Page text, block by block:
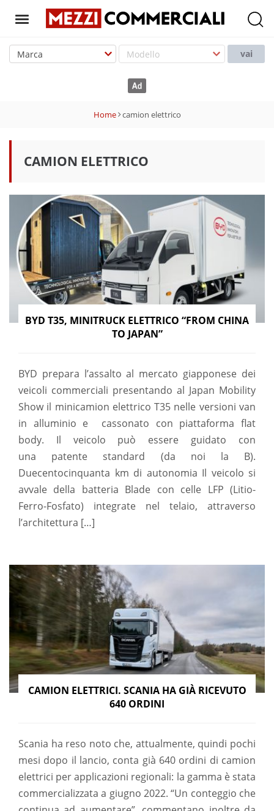
T
g
v
t
i
o
n
vai
Home camion elettrico
CAMION ELETTRICO
BYD T35, MINITRUCK ELETTRICO “FROM CHINA
TO JAPAN”
BYD prepara l’assalto al mercato giapponese dei
veicoli commerciali presentando al Japan Mobility
Show il minicamion elettrico T35 nelle versioni van
in alluminio e cassonato con piattaforma flat
body. Il veicolo può essere guidato con
una patente standard (da noi la B).
Duecentocinquanta km di autonomia Il veicolo si
avvale della batteria Blade con celle LFP (Litio-
Ferro-Fosfato) integrate nel telaio, attraverso
l’architettura […]
CAMION ELETTRICI. SCANIA HA GIÀ RICEVUTO
640 ORDINI
Scania ha reso noto che, attualmente, quindi pochi
mesi dopo il lancio, conta già 640 ordini di camion
elettrici per applicazioni regionali: la gamma è stata
commercializzata a giugno 2022. “Un conteggio che